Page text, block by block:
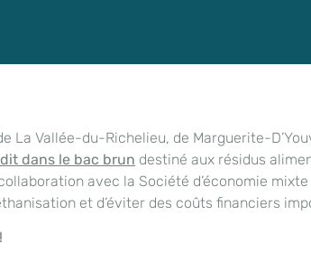
La Vallée-du-Richelieu, de Marguerite-
dans le bac brun destiné aux résidus
avec la Société d’économie mixte
et d’éviter des coûts financiers